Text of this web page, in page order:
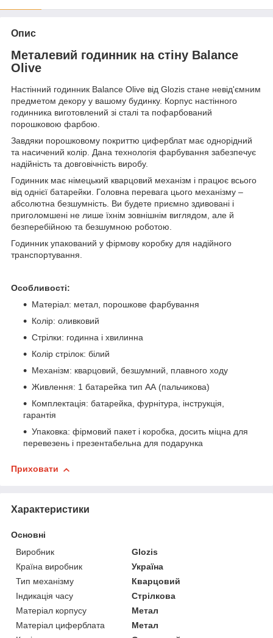
Опис
Металевий годинник на стіну Balance
Olive
Настінний годинник Balance Olive від Glozis стане невід'ємним
предметом декору у вашому будинку. Корпус настінного
годинника виготовлений зі сталі та пофарбований
порошковою фарбою.
Завдяки порошковому покриттю циферблат має однорідний
та насичений колір. Дана технологія фарбування забезпечує
надійність та довговічність виробу.
Годинник має німецький кварцовий механізм і працює всього
від однієї батарейки. Головна перевага цього механізму –
абсолютна безшумність. Ви будете приємно здивовані і
приголомшені не лише їхнім зовнішнім виглядом, але й
безперебійною та безшумною роботою.
Годинник упакований у фірмову коробку для надійного
транспортування.
Особливості:
Матеріал: метал, порошкове фарбування
Колір: оливковий
Стрілки: годинна і хвилинна
Колір стрілок: білий
Механізм: кварцовий, безшумний, плавного ходу
Живлення: 1 батарейка тип АА (пальчикова)
Комплектація: батарейка, фурнітура, інструкція,
гарантія
Упаковка: фірмовий пакет і коробка, досить міцна для
перевезень і презентабельна для подарунка
Приховати
Характеристики
Основні
Виробник
Glozis
Країна виробник
Україна
Тип механізму
Кварцовий
Індикація часу
Стрілкова
Матеріал корпусу
Метал
Матеріал циферблата
Метал